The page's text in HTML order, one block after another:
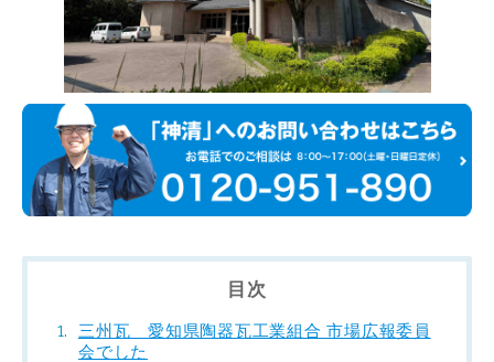
目次
三州瓦 愛知県陶器瓦工業組合 市場広報委員
会でした